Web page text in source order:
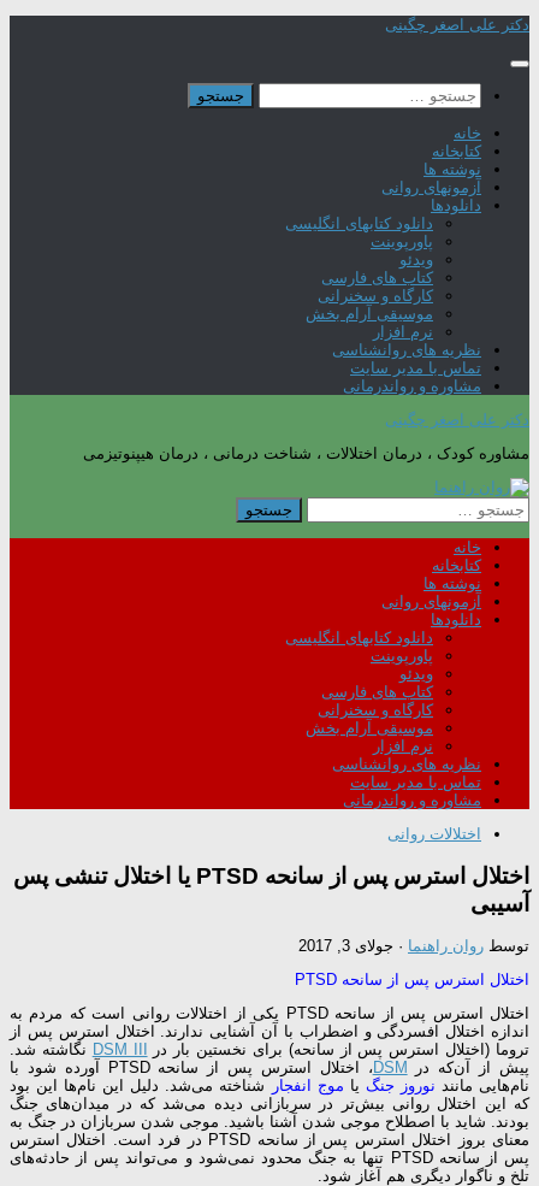
Skip
content
دکتر علی اصغر چگینی
جستجو
برای:
خانه
کتابخانه
نوشته ها
آزمونهای روانی
دانلودها
دانلود کتابهای انگلیسی
پاورپوینت
ویدئو
کتاب های فارسی
کارگاه و سخنرانی
موسیقی آرام بخش
نرم افزار
نظریه های روانشناسی
تماس با مدیر سایت
مشاوره و رواندرمانی
دکتر علی اصغر چگینی
مشاوره کودک ، درمان اختلالات ، شناخت درمانی ، درمان هیپنوتیزمی
جستجو
برای:
خانه
کتابخانه
نوشته ها
آزمونهای روانی
دانلودها
دانلود کتابهای انگلیسی
پاورپوینت
ویدئو
کتاب های فارسی
کارگاه و سخنرانی
موسیقی آرام بخش
نرم افزار
نظریه های روانشناسی
تماس با مدیر سایت
مشاوره و رواندرمانی
اختلالات روانی
اختلال استرس پس از سانحه PTSD یا اختلال تنشى پس
آسيبى
توسط روان راهنما · جولای 3, 2017
اختلال استرس پس از سانحه PTSD
اختلال استرس پس از سانحه PTSD یکی از اختلالات روانی است که مردم به
اندازه‌ اختلال افسردگی و اضطراب با آن آشنایی ندارند. اختلال استرس پس از
تروما (اختلال استرس پس از سانحه) برای نخستین بار در DSM III نگاشته شد.
پیش از آن‌که در DSM
، اختلال استرس پس از سانحه PTSD آورده شود با
نام‌هایی مانند نوروز جنگ یا موج انفجار
شناخته می‌شد. دلیل این نام‌ها این بود
که این اختلال روانی بیش‌تر در سربازانی دیده می‌شد که در میدان‌های جنگ
بودند. شاید با اصطلاح موجی شدن آشنا باشید. موجی شدن سربازان در جنگ به
معنای بروز اختلال استرس پس از سانحه PTSD در فرد است. اختلال استرس
پس از سانحه PTSD تنها به جنگ محدود نمی‌شود و می‌تواند پس از حادثه‌های
تلخ و ناگوار دیگری هم آغاز شود.